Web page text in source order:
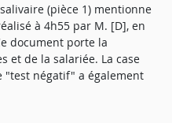
(pièce 1) mentionne
à 4h55 par M. [D], en
document porte la
et de la salariée. La case
"test négatif" a également